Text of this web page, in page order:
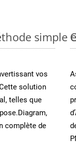
simple
vos
solution
telles que
complète de